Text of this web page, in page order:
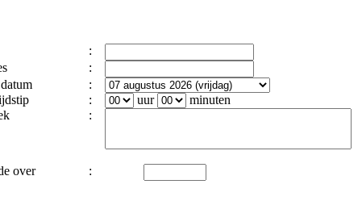
:
:
:
: uur
minuten
:
over :